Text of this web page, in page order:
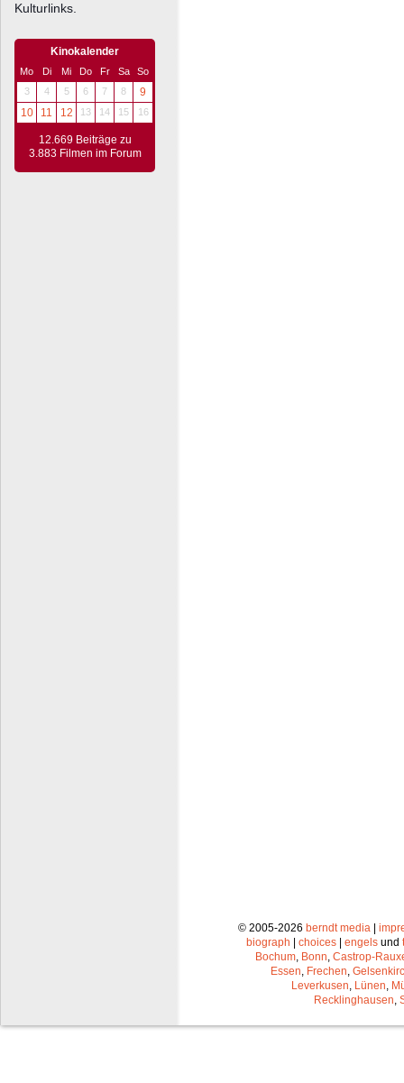
Kulturlinks.
Kinokalender
Mo Di Mi Do Fr Sa
So
3
4 5 6 7 8
9
10
11 12 13 14 15 16
12.669 Beiträge zu
3.883 Filmen im Forum
© 2005-2026 berndt media |
biograph | choices | engels und
Bochum Bonn Castrop-
Essen Frechen
Leverkusen Lünen
Recklinghausen